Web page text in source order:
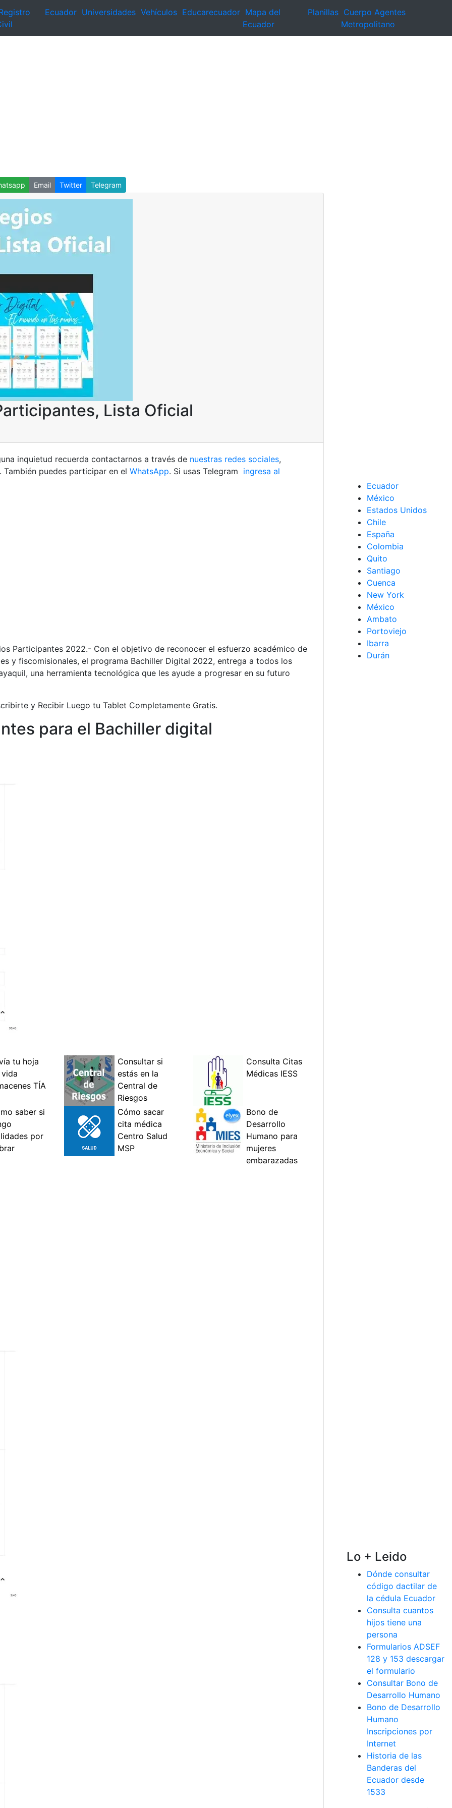
Ecuador Universidades Vehículos Educarecuador Mapa del
Ecuador
Planillas Cuerpo Agentes
Metropolitano
Email Twitter Telegram
Lista Oficial
inquietud recuerda contactarnos a través de nuestras redes sociales,
puedes participar en el WhatsApp. Si usas Telegram ingresa al
Participantes 2022.- Con el objetivo de reconocer el esfuerzo académico de
y fiscomisionales, el programa Bachiller Digital 2022, entrega a todos los
una herramienta tecnológica que les ayude a progresar en su futuro
y Recibir Luego tu Tablet Completamente Gratis.
para el Bachiller digital
Ecuador
México
Estados Unidos
Chile
España
Colombia
Quito
Santiago
Cuenca
New York
México
Ambato
Portoviejo
Ibarra
Durán
Lo + Leido
Dónde consultar
código dactilar de
la cédula Ecuador
Consulta cuantos
hijos tiene una
persona
Formularios ADSEF
128 y 153 descargar
el formulario
Consultar Bono de
Desarrollo Humano
Bono de Desarrollo
Humano
Inscripciones por
Internet
Historia de las
Banderas del
Ecuador desde
1533